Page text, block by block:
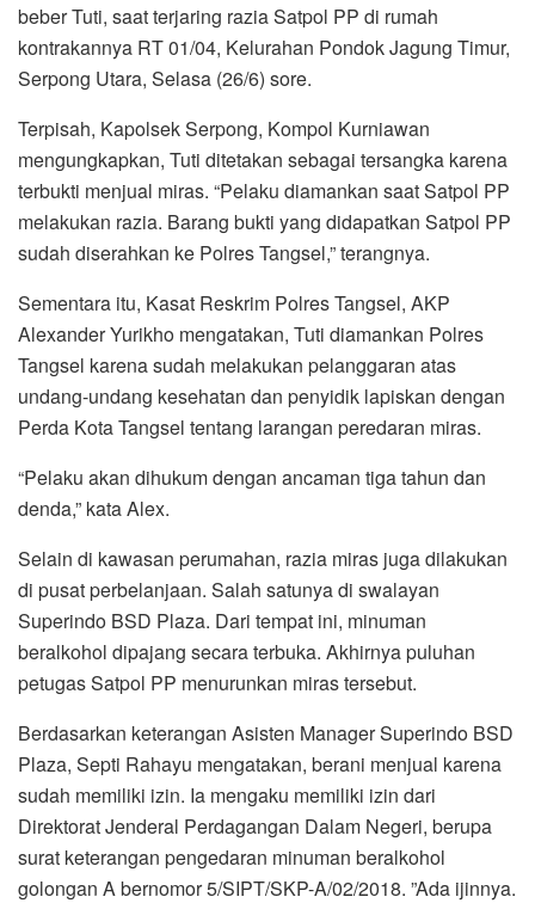
beber Tuti, saat terjaring razia Satpol PP di rumah
kontrakannya RT 01/04, Kelurahan Pondok Jagung Timur,
Serpong Utara, Selasa (26/6) sore.
Terpisah, Kapolsek Serpong, Kompol Kurniawan
mengungkapkan, Tuti ditetakan sebagai tersangka karena
terbukti menjual miras. “Pelaku diamankan saat Satpol PP
melakukan razia. Barang bukti yang didapatkan Satpol PP
sudah diserahkan ke Polres Tangsel,” terangnya.
Sementara itu, Kasat Reskrim Polres Tangsel, AKP
Alexander Yurikho mengatakan, Tuti diamankan Polres
Tangsel karena sudah melakukan pelanggaran atas
undang-undang kesehatan dan penyidik lapiskan dengan
Perda Kota Tangsel tentang larangan peredaran miras.
“Pelaku akan dihukum dengan ancaman tiga tahun dan
denda,” kata Alex.
Selain di kawasan perumahan, razia miras juga dilakukan
di pusat perbelanjaan. Salah satunya di swalayan
Superindo BSD Plaza. Dari tempat ini, minuman
beralkohol dipajang secara terbuka. Akhirnya puluhan
petugas Satpol PP menurunkan miras tersebut.
Berdasarkan keterangan Asisten Manager Superindo BSD
Plaza, Septi Rahayu mengatakan, berani menjual karena
sudah memiliki izin. Ia mengaku memiliki izin dari
Direktorat Jenderal Perdagangan Dalam Negeri, berupa
surat keterangan pengedaran minuman beralkohol
golongan A bernomor 5/SIPT/SKP-A/02/2018. ”Ada ijinnya.